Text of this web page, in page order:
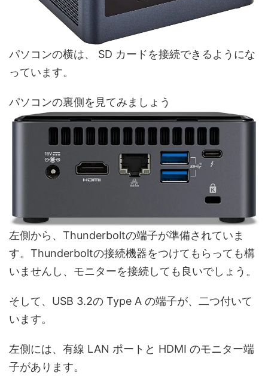
パソコンの横は、 SD カードを接続できるようにな
っています。
パソコンの裏側を見てみましょう
左側から、Thunderboltの端子が準備されていま
す。Thunderboltの接続機器をつけてもらっても構
いませんし、モニターを接続しても良いでしょう。
そして、USB 3.2の Type A の端子が、二つ付いて
います。
左側には、有線 LAN ポートと HDMI のモニター端
子があります。